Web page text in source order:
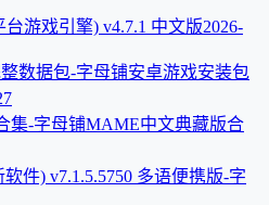
台游戏引擎) v4.7.1 中文版2026-
安卓游戏安装包
MAME中文典藏版合